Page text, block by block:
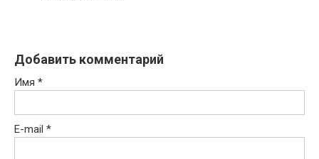
Добавить комментарий
Имя *
E-mail *